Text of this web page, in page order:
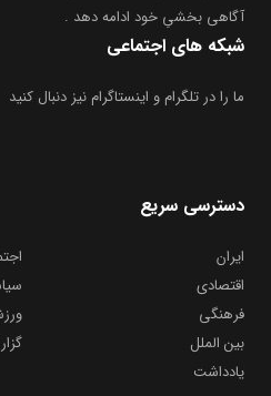
شبکه های اجتماعی
اقتصادی
فرهنگی
بین الملل
یادداشت